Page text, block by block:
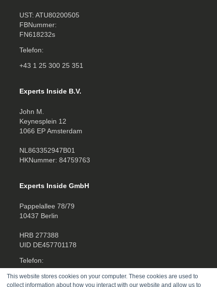
This website stores cookies on your computer. These cookies are used to
collect information about how you interact with our website and allow us to
UST: ATU80200505
FBNummer:
FN618232s
Telefon:
+43 1 25 300 25 351
Experts Inside B.V.
John M.
Keynesplein 12
1066 EP Amsterdam
NL863352947B01
HKNummer: 84759763
Experts Inside GmbH
Pappelallee 78/79
10437 Berlin
HRB 277388
UID DE457701178
Telefon:
+4930520014270